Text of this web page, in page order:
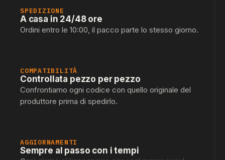
SPEDIZIONE
A casa in 24/48 ore
Ordini entro le 10:00, il pacco parte lo stesso giorno.
COMPATIBILITÀ
Controllata pezzo per pezzo
Confrontiamo ogni codice con quello originale del
produttore prima di spedirlo.
AGGIORNAMENTI
Sempre al passo con i tempi